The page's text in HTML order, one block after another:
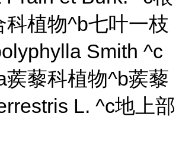
科植物^b七叶一枝
Smith ^c
蒺藜科植物^b蒺藜
L. ^c地上部